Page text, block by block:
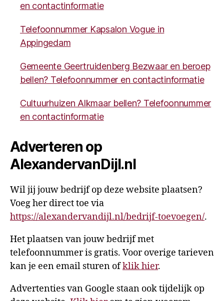
en contactinformatie
Telefoonnummer Kapsalon Vogue in
Appingedam
Gemeente Geertruidenberg Bezwaar en beroep
bellen? Telefoonnummer en contactinformatie
Cultuurhuizen Alkmaar bellen? Telefoonnummer
en contactinformatie
Adverteren op
AlexandervanDijl.nl
Wil jij jouw bedrijf op deze website plaatsen?
Voeg her direct toe via
https://alexandervandijl.nl/bedrijf-toevoegen/.
Het plaatsen van jouw bedrijf met
telefoonnummer is gratis. Voor overige tarieven
kan je een email sturen ofklik hier.
Advertenties van Google staan ook tijdelijk op